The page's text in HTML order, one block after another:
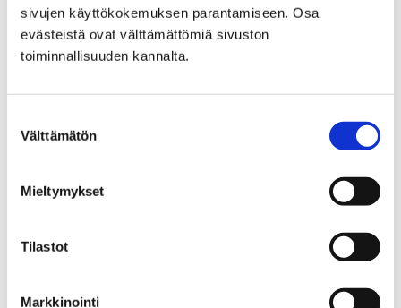
sivujen käyttökokemuksen parantamiseen. Osa
evästeistä ovat välttämättömiä sivuston
toiminnallisuuden kannalta.
valinta
Välttämätön
Mieltymykset
Tilastot
Markkinointi
Etusivu Turvapolku